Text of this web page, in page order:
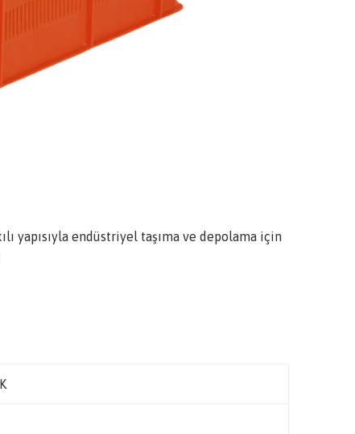
yapısıyla endüstriyel taşıma ve depolama için